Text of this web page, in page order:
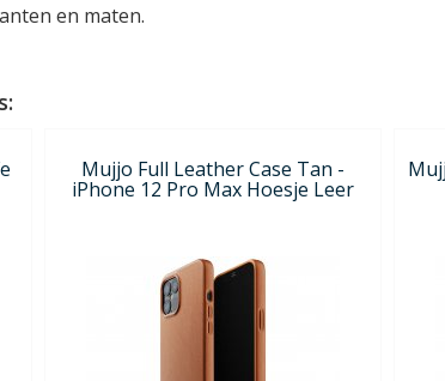
en maten.
Mujjo Full Leather Case Tan -
iPhone 12 Pro Max Hoesje Leer